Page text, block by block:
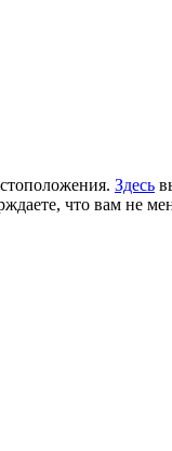
Здесь
что вам не